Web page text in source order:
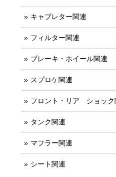
キャブレター関連
フィルター関連
ブレーキ・ホイール関連
スプロケ関連
フロント・リア ショック
タンク関連
マフラー関連
シート関連